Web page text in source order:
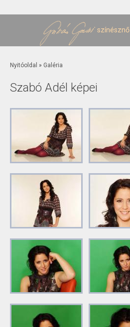
színésznő
Jelenlegi hely
Nyitóoldal » Galéria
Szabó Adél képei